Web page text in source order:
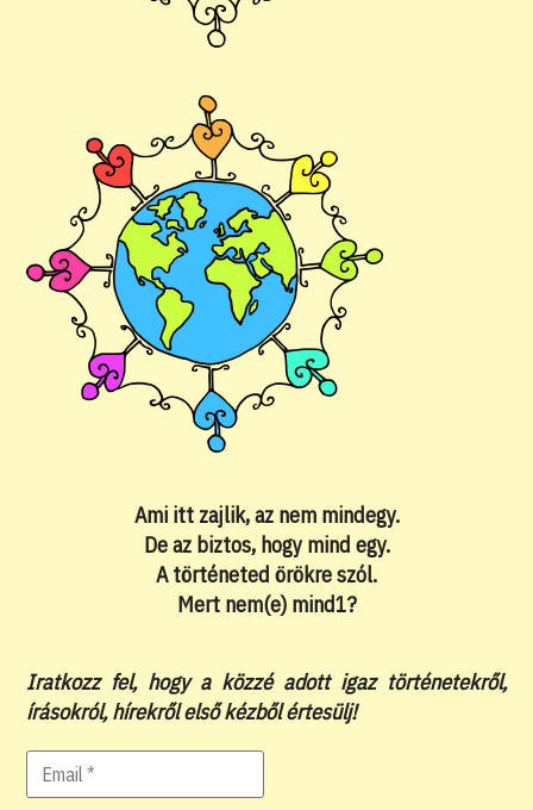
Ami itt zajlik, az nem mindegy.
De az biztos, hogy mind egy.
A történeted örökre szól.
Mert nem(e) mind1?
Iratkozz fel, hogy a közzé adott igaz történetekről,
írásokról, hírekről első kézből értesülj!